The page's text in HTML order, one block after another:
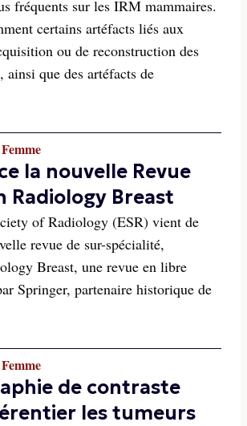
fréquents sur les IRM mammaires.
certains artéfacts liés aux
ou de reconstruction des
ainsi que des artéfacts de
la nouvelle Revue
Radiology Breast
of Radiology (ESR) vient de
revue de sur-spécialité,
Breast, une revue en libre
Springer, partenaire historique de
de contraste
les tumeurs